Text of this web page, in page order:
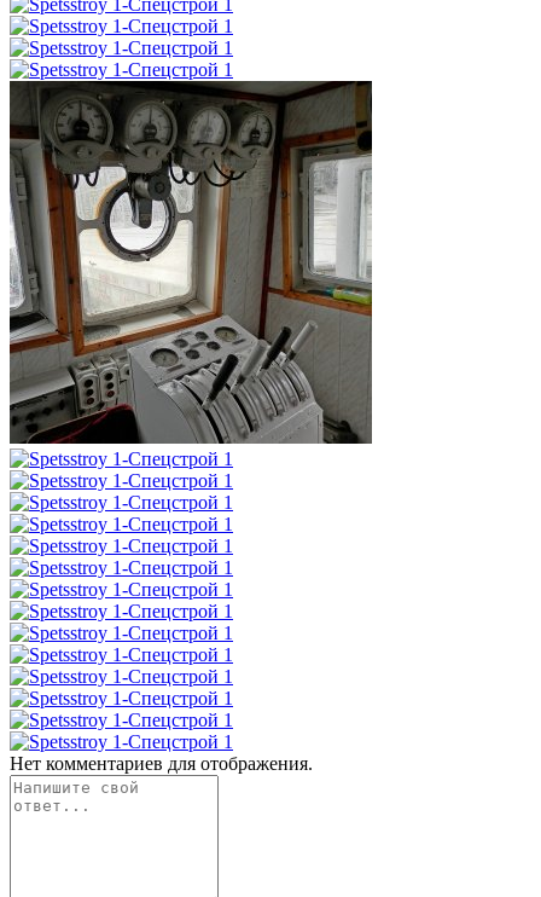
Нет комментариев для отображения.